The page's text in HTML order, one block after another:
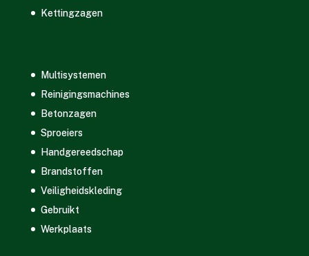
Kettingzagen
Multisystemen
Reinigingsmachines
Betonzagen
Sproeiers
Handgereedschap
Brandstoffen
Veiligheidskleding
Gebruikt
Werkplaats